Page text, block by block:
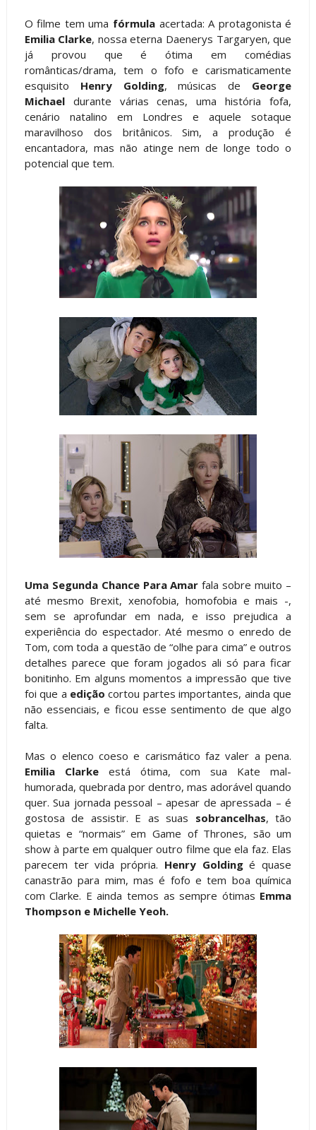
O filme tem uma fórmula acertada: A protagonista é
Emilia Clarke, nossa eterna Daenerys Targaryen, que
já provou que é ótima em comédias
românticas/drama, tem o fofo e carismaticamente
esquisito Henry Golding, músicas de George
Michaeldurante várias cenas, uma história fofa,
cenário natalino em Londres e aquele sotaque
maravilhoso dos britânicos. Sim, a produção é
encantadora, mas não atinge nem de longe todo o
potencial que tem.
Uma Segunda Chance Para Amar fala sobre muito –
até mesmo Brexit, xenofobia, homofobia e mais -,
sem se aprofundar em nada, e isso prejudica a
experiência do espectador. Até mesmo o enredo de
Tom, com toda a questão de “olhe para cima” e outros
detalhes parece que foram jogados ali só para ficar
bonitinho. Em alguns momentos a impressão que tive
foi que a edição cortou partes importantes, ainda que
não essenciais, e ficou esse sentimento de que algo
falta.
Mas o elenco coeso e carismático faz valer a pena.
Emilia Clarkeestá ótima, com sua Kate mal-
humorada, quebrada por dentro, mas adorável quando
quer. Sua jornada pessoal – apesar de apressada – é
gostosa de assistir. E as suas sobrancelhas, tão
quietas e “normais” em Game of Thrones, são um
show à parte em qualquer outro filme que ela faz. Elas
parecem ter vida própria. Henry Goldingé quase
canastrão para mim, mas é fofo e tem boa química
com Clarke. E ainda temos as sempre ótimas Emma
Thompson e Michelle Yeoh.